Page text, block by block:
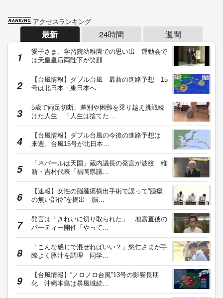
アクセスランキング
最新 24時間 週間
愛子さま、学習院幼稚園での思い出 運動会で
は天皇皇后両陛下が笑顔…
【台風情報】ダブル台風 最新の進路予想 15
号は北日本・東日本へ …
5歳で両足切断、差別や困難を乗り越え挑戦続
けた人生 「人生は捨てた…
【台風情報】ダブル台風の今後の進路予想は
来週、台風15号が北日本…
「ネパールは天国」蔵内議長の発言が波紋 維
新・吉村代表「福岡県議…
【速報】女性の脳腫瘍摘出手術で誤って“腫瘍
の無い部位”を摘出 脳…
発言は「きれいに切り取られた」…地震直後の
パーティー開催「やって…
「こんな感じで混ぜればいい？」悠仁さまが手
際よく豚汁を調理 同学…
【台風情報】“ノロノロ台風”13号の影響長期
化 沖縄本島は暴風域続…